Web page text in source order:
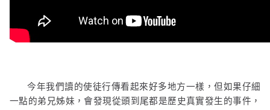
今年我們讀的使徒行傳看起來好多地方一樣，但如果仔細
一點的弟兄姊妹，會發現從頭到尾都是歷史真實發生的事件，